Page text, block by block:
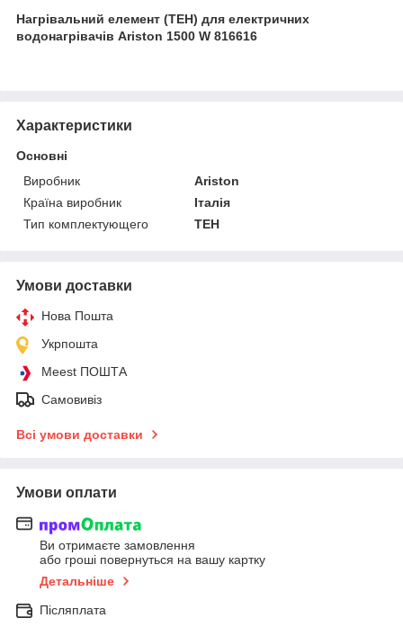
Нагрівальний елемент (ТЕН) для електричних
водонагрівачів Ariston 1500 W 816616
Характеристики
Основні
Виробник
Ariston
Країна виробник
Італія
Тип комплектующего
ТЕН
Умови доставки
Нова Пошта
Укрпошта
Meest ПОШТА
Самовивіз
Всі умови доставки
Умови оплати
Ви отримаєте замовлення
або гроші повернуться на вашу картку
Детальніше
Післяплата